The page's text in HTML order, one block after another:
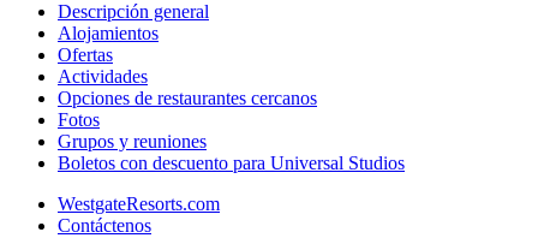
Descripción general
Alojamientos
Ofertas
Actividades
Opciones de restaurantes cercanos
Fotos
Grupos y reuniones
Boletos con descuento para Universal Studios
WestgateResorts.com
Contáctenos